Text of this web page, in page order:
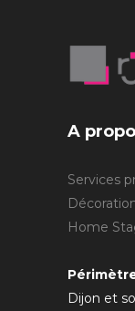
A
Services
Home
Dijon et